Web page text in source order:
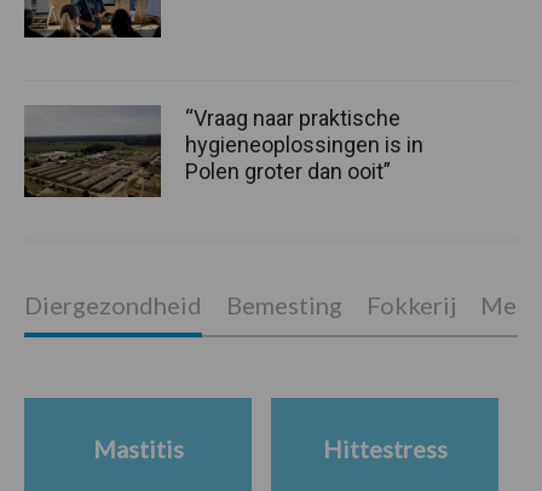
“Vraag naar praktische
hygieneoplossingen is in
Polen groter dan ooit”
Diergezondheid Bemesting Fokkerij
Mastitis Hittestress